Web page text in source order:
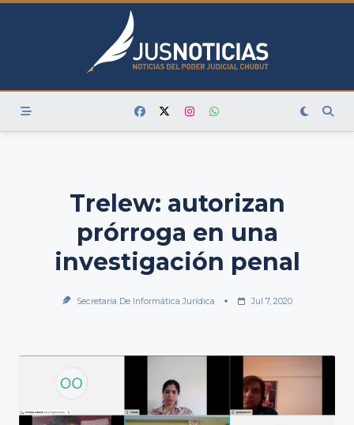
Skip
Trelew: autorizan
prórroga en una
investigación penal
Secretaría De Informática Jurídica Jul 7, 2020